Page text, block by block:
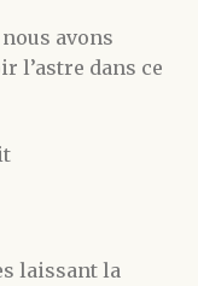
avons
l’astre dans ce
laissant la